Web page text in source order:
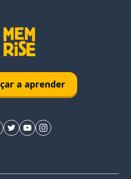
a aprender